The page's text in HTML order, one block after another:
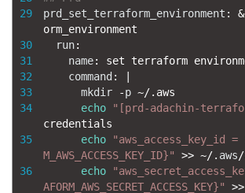
29
30
31
32
33
34
35
36
prd_set_terraform_environment : &
orm_environment
run:
name: set terraform
command :
mkdir
-p ~/. aws
echo
"[prd-adachin-
credentials
echo
"aws_access_key_id =
M_AWS_ACCESS_KEY_ID}"
>> ~/. aws/
echo
AFORM_AWS_SECRET_ACCESS_KEY}"
>>